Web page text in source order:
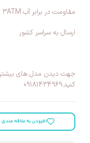
مقاومت در برابر آب 3ATM
ارسال به سراسر کشور
جهت دیدن مدل های بیشتر و
کنید.09181434969
افزودن به علاقه مندی